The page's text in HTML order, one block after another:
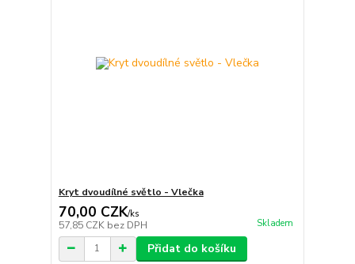
Kryt dvoudílné světlo - Vlečka
70,00 CZK/ks
57,85 CZK bez DPH Skladem
Přidat do košíku